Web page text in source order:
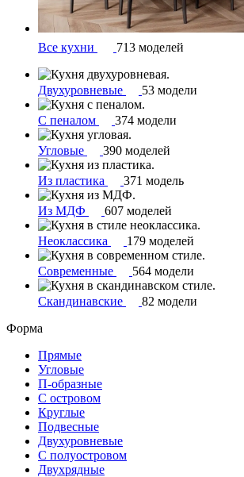
Все кухни 713 моделей
Двухуровневые 53 модели
С пеналом 374 модели
Угловые 390 моделей
Из пластика 371 модель
Из МДФ 607 моделей
Неоклассика 179 моделей
Современные 564 модели
Скандинавские
82 модели
Форма
Прямые
Угловые
П-образные
С островом
Круглые
Подвесные
Двухуровневые
С полуостровом
Двухрядные